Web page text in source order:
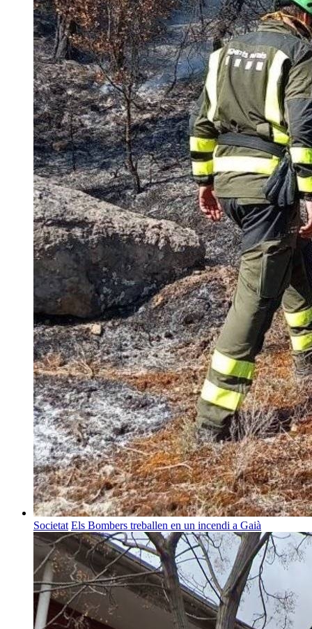
Societat Els Bombers treballen en un incendi a Gaià